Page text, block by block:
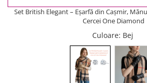
Set British Elegant – Eșarfă din Cașmir,
Cercei One Diamond
Culoare: Bej